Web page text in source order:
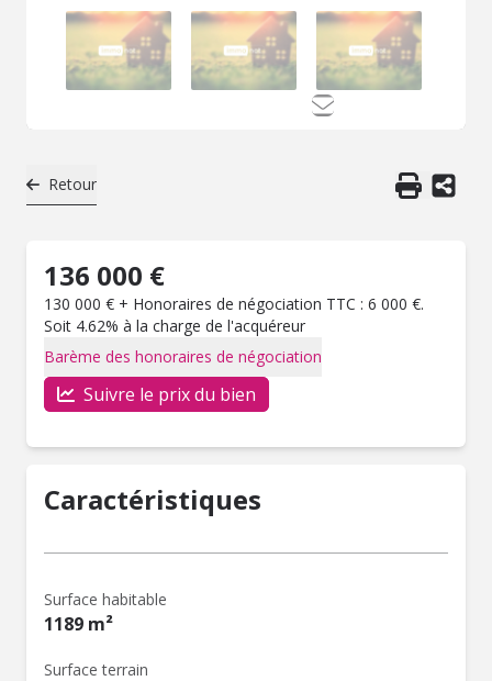
Retour
136 000 €
130 000 € + Honoraires de négociation TTC : 6 000 €.
Soit 4.62% à la charge de l'acquéreur
Barème des honoraires de négociation
Suivre le prix du bien
Caractéristiques
Surface habitable
1189 m²
Surface terrain